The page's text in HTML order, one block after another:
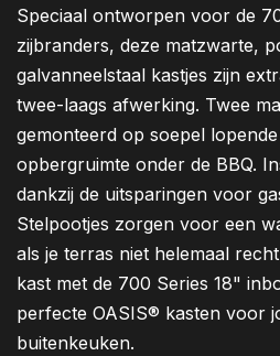
Speciaal ontworpen voor de
zijbranders, deze matzwarte,
galvanneelstaal kastjes zijn
twee-laags afwerking. Twee
gemonteerd op soepel
opbergruimte onder de BBQ.
dankzij de uitsparingen voor
Stelpootjes zorgen voor een
als je terras niet helemaal
kast met de 700 Series 18"
perfecte OASIS® kasten voor
buitenkeuken.